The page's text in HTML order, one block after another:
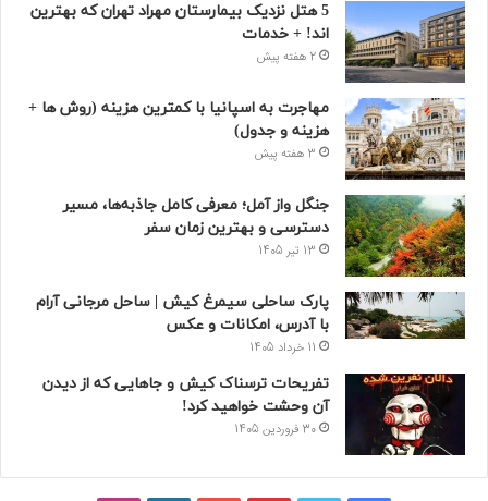
5 هتل نزدیک بیمارستان مهراد تهران که بهترین‌
اند! + خدمات
2 هفته پیش
مهاجرت به اسپانیا با کمترین هزینه (روش ها +
هزینه و جدول)
3 هفته پیش
جنگل واز آمل؛ معرفی کامل جاذبه‌ها، مسیر
دسترسی و بهترین زمان سفر
13 تیر 1405
پارک ساحلی سیمرغ کیش | ساحل مرجانی آرام
با آدرس، امکانات و عکس
11 خرداد 1405
تفریحات ترسناک کیش و جاهایی که از دیدن
آن وحشت خواهید کرد!
30 فروردین 1405